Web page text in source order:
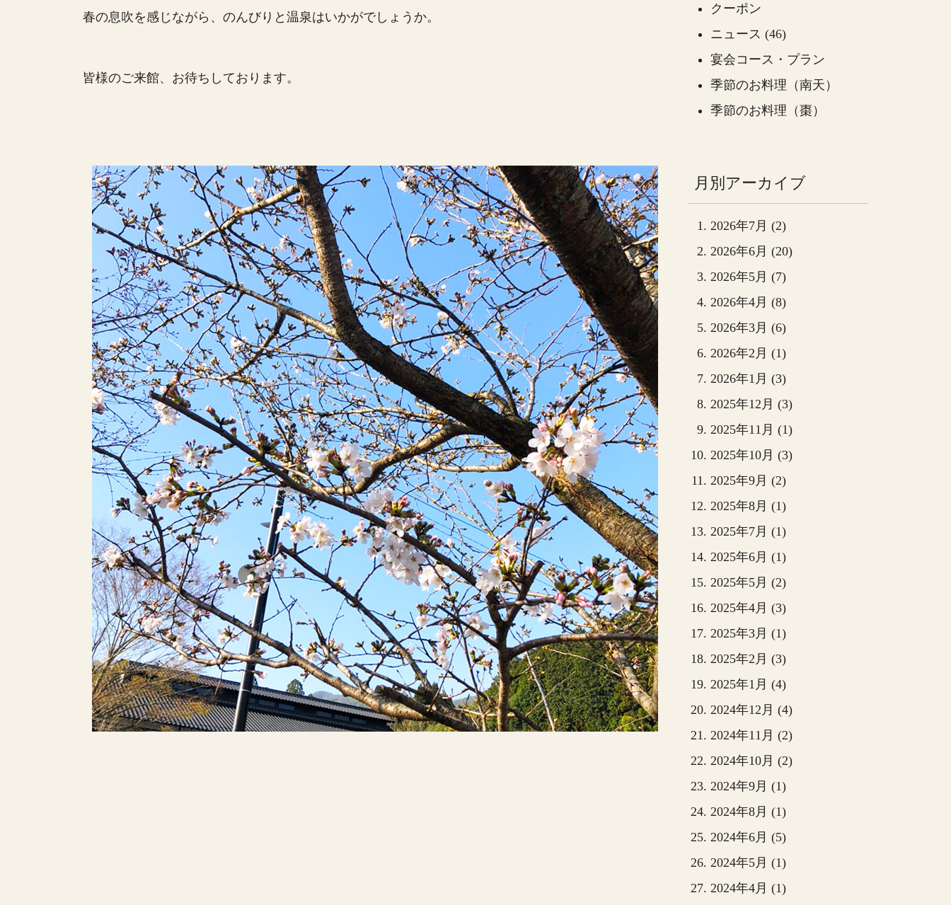
春の息吹を感じながら、のんびりと温泉はいかがでしょうか。
皆様のご来館、お待ちしております。
クーポン
ニュース (46)
宴会コース・プラン
季節のお料理（南天）
季節のお料理（棗）
月別アーカイブ
2026年7月 (2)
2026年6月 (20)
2026年5月 (7)
2026年4月 (8)
2026年3月 (6)
2026年2月 (1)
2026年1月 (3)
2025年12月 (3)
2025年11月 (1)
2025年10月 (3)
2025年9月 (2)
2025年8月 (1)
2025年7月 (1)
2025年6月 (1)
2025年5月 (2)
2025年4月 (3)
2025年3月 (1)
2025年2月 (3)
2025年1月 (4)
2024年12月 (4)
2024年11月 (2)
2024年10月 (2)
2024年9月 (1)
2024年8月 (1)
2024年6月 (5)
2024年5月 (1)
2024年4月 (1)